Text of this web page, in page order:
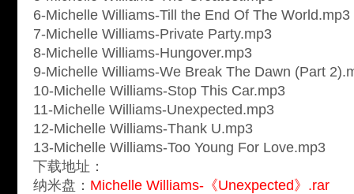
6-Michelle Williams-Till the End Of The World.mp3
7-Michelle Williams-Private Party.mp3
8-Michelle Williams-Hungover.mp3
9-Michelle Williams-We Break The Dawn (Part
10-Michelle Williams-Stop This Car.mp3
11-Michelle Williams-Unexpected.mp3
12-Michelle Williams-Thank U.mp3
13-Michelle Williams-Too Young For Love.mp3
下载地址：
纳米盘： Michelle Williams-《Unexpected》.rar